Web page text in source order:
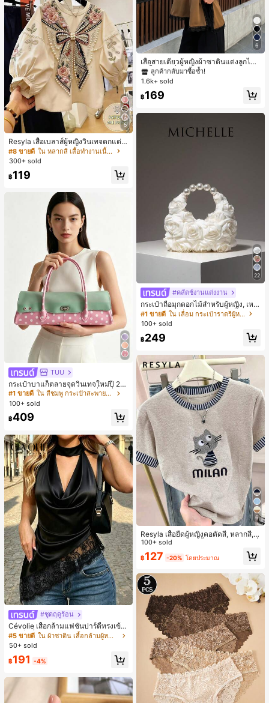
5
Resyla เสื้อเบลาส์ผู้หญิงวินเทจตกแต่ง
ลายดอกไม้ แขนพอง คอกลม สำหรับฤดู
ร้อน
#8 ขายดี
ใน หลากสี เสื้อทำงานเนื้อผ้านุ่ม
300+ sold
฿119
TUU
กระเป๋าบาแก็ตลายจุดวินเทจใหม่ปี 20
26 สำหรับผู้หญิง กระเป๋าเจลลี่แฟชั่นสไ
ตล์หวาน ความจุขนาดใหญ่ กระเป๋าสะ
พายไหล่สำหรับเดินทางไปทำงาน
#1 ขายดี
ใน สีชมพู กระเป๋าสะพายผู้หญิง
100+ sold
฿409
#ชุดฤดูร้อน
Cévolie เสื้อกล้ามแฟชั่นปาร์ตี้ทรงเข้า
รูป เซ็กซี่ คอเดรป คอคาวล์ จับย่น แต่ง
ลูกไม้ ดีไซน์ต่อผ้า เปิดหลัง แขนกุด
#5 ขายดี
ใน ผ้าซาติน เสื้อกล้ามผู้หญิง & Camis
50+ sold
฿191 -4%
6
เสื้อสายเดี่ยวผู้หญิงผ้าซาตินแต่งลูกไม้
- เสื้อสายเดี่ยวฤดูร้อนสีคากีมีรอยผ่าด้า
นข้างที่น่าดึงดูดแบบสบายๆ
#1 ขายดี
ใน สีกากี เสื้อสตรี เสื้อเบลาส์ & Tee
ลูกค้ากลับมาซื้อซ้ำ!
#1 ขายดี
ลูกค้ากลับมาซื้อซ้ำ!
#1 ขายดี
ลูกค้ากลับมาซื้อซ้ำ!
#1 ขายดี
ใน สีกากี เสื้อสตรี เสื้อเบลาส์ & Tee
1.6k+ sold
฿169
22
#คลัตช์งานแต่งงาน
กระเป๋าถือมุกดอกไม้สำหรับผู้หญิง, เหม
าะสำหรับชุดราตรี, ชุดบอล, เครื่องประ
ดับงานแต่งงาน, กระเป๋าสตางค์สุภาพส
สุ่ม)
#1 ขายดี
ใน เลื่อม กระเป๋าราตรีผู้หญิง
100+ sold
฿249
6
Resyla เสื้อยืดผู้หญิงคอตัดสี, หลากสี, ล
ายพิมพ์แมวน่ารัก, เสื้อสำหรับออกไปเที่
ยวฤดูร้อน, ดีไซน์กราฟิก, ความรู้สึกพรีเ
มียม, ลำลองอเนกประสงค์, สวมใส่ประ
เสื้อผ้ากลางแจ้ง
100+ sold
฿127 -20% โดยประมาณ